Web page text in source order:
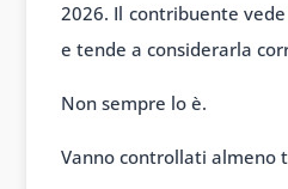
2026. Il contribuente
e tende a considerarla
Non sempre lo è.
Vanno controllati almeno